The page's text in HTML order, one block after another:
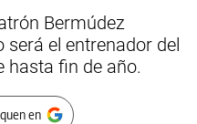
Bermúdez
el entrenador del
hasta fin de año.
en